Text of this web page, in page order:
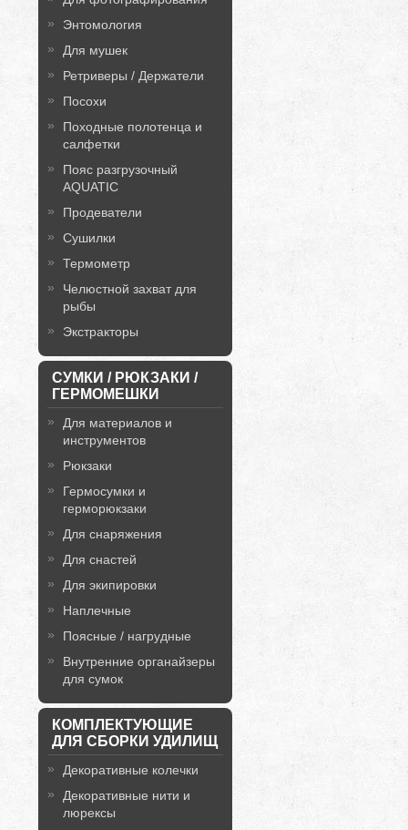
Энтомология
Для мушек
Ретриверы / Держатели
Посохи
Походные полотенца и
салфетки
Пояс разгрузочный
AQUATIC
Продеватели
Сушилки
Термометр
Челюстной захват для
рыбы
Экстракторы
СУМКИ / РЮКЗАКИ /
ГЕРМОМЕШКИ
Для материалов и
инструментов
Рюкзаки
Гермосумки и
герморюкзаки
Для снаряжения
Для снастей
Для экипировки
Наплечные
Поясные / нагрудные
Внутренние органайзеры
для сумок
КОМПЛЕКТУЮЩИЕ
ДЛЯ СБОРКИ УДИЛИЩ
Декоративные колечки
Декоративные нити и
люрексы